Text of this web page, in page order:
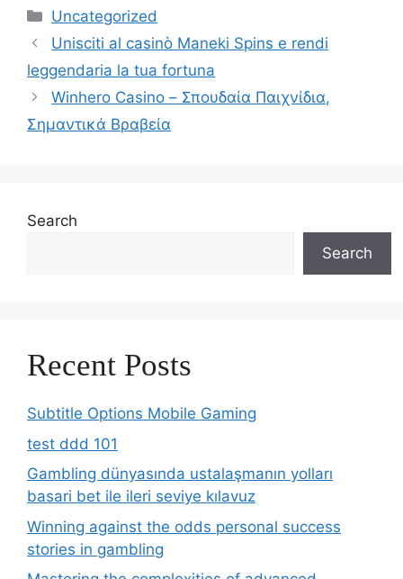
Categories
Uncategorized
Unisciti al casinò Maneki Spins e rendi
leggendaria la tua fortuna
Winhero Casino – Σπουδαία Παιχνίδια,
Σημαντικά Βραβεία
Search
Search
Recent Posts
Subtitle Options Mobile Gaming
test ddd 101
Gambling dünyasında ustalaşmanın yolları
basari bet ile ileri seviye kılavuz
Winning against the odds personal success
stories in gambling